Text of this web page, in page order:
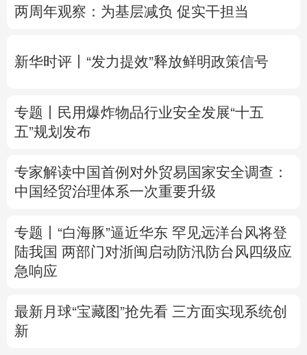
Deutsch Português
两周年观察 ：为基层减负 促实干担当
新华时评丨“发力提效”释放鲜明政策信号
专题丨
民用爆炸物品行业安全发展“十五
五”规划发布
专家解读中国首例对外贸易国家安全调查：
中国经贸治理体系一次重要升级
专题丨 “白海豚”逼近华东 罕见远洋台风将登
陆我国 两部门对浙闽启动防汛防台风四级应
急响应
最新月球“宝藏图”抢先看 三方面实现系统创
新